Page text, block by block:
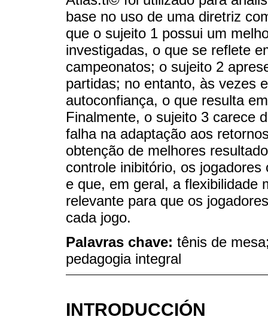
base no uso de uma diretriz
que o sujeito 1 possui um
investigadas, o que se reflete
campeonatos; o sujeito 2
partidas; no entanto, às vezes
autoconfiança, o que resulta
Finalmente, o sujeito 3 carece
falha na adaptação aos
obtenção de melhores
controle inibitório, os
e que, em geral, a flexibilidade
relevante para que os
cada jogo.
Palavras chave: tênis de
pedagogia integral
INTRODUCCIÓN